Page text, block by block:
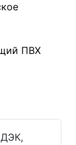
ПВХ